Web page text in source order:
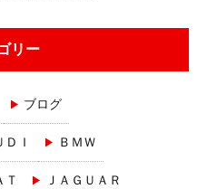
リー
ブログ
ＤＩ ＢＭＷ
Ｔ ＪＡＧＵＡＲ